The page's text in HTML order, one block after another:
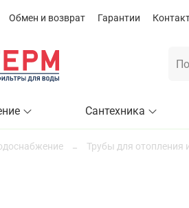
Обмен и возврат Гарантии
Сантехника
Трубы для отопления